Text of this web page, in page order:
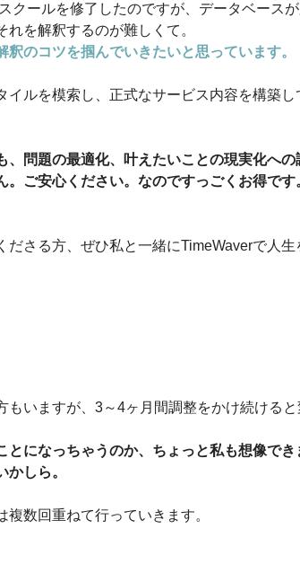
クールを修了したのですが、データベース
を解釈するのが難しくて。
のコツを掴んでいきたいと思っています。
イルを模索し、正式なサービス内容を構築
、問題の最適化、叶えたいことの現実化へ
。ご安心ください。なのですっごくお得です
ださる方、ぜひ私と一緒にTimeWaverで人
もいますが、3～4ヶ月間調整をかけ続ける
とになっちゃうのか、ちょっと私も想像で
しら。
数回重ねて行っていきます。